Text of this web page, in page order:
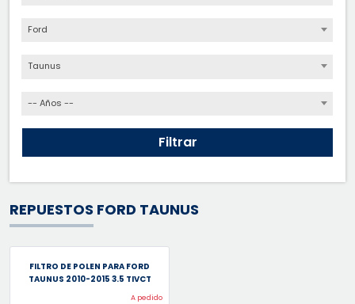
Ford
Taunus
-- Años --
Filtrar
REPUESTOS FORD TAUNUS
FILTRO DE POLEN PARA FORD
TAUNUS 2010-2015 3.5 TIVCT
A pedido